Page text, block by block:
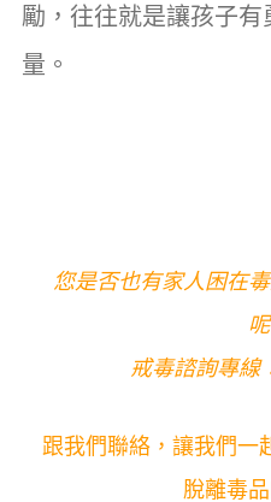
勵，往往就是讓孩子
量。
您是否也有家人困在
戒毒諮詢專
跟我們聯絡，讓我們一
脫離毒